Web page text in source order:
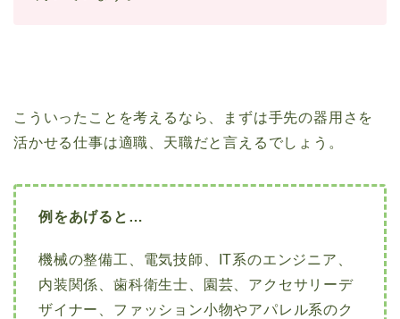
こういったことを考えるなら、まずは手先の器用さを
活かせる仕事は適職、天職だと言えるでしょう。
例をあげると…
機械の整備工、電気技師、IT系のエンジニア、
内装関係、歯科衛生士、園芸、アクセサリーデ
ザイナー、ファッション小物やアパレル系のク